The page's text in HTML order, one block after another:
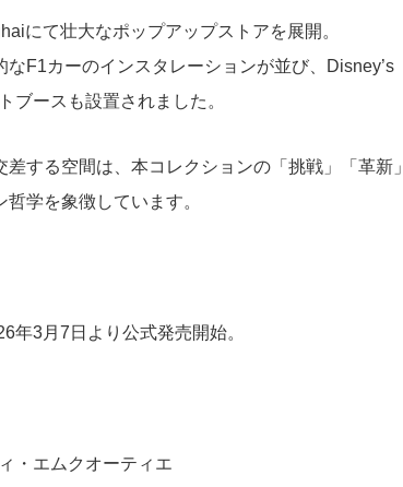
にて壮大なポップアップストアを展開。
F1カーのインスタレーションが並び、Disney’s
ブースも設置されました。
する空間は、本コレクションの「挑戦」「革新」
学を象徴しています。
年3月7日より公式発売開始。
・エムクオーティエ